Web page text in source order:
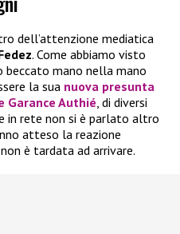
dell’attenzione mediatica
. Come abbiamo visto
mano nella mano
la sua nuova presunta
Garance Authié, di diversi
in rete non si è parlato altro
atteso la reazione
è tardata ad arrivare.